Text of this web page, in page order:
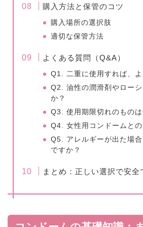
購入方法と保管のコツ
購入場所の選択肢
適切な保管方法
よくある質問（Q&A）
Q1. 二重に使用すれば、
Q2. 油性の潤滑剤やロー
か？
Q3. 使用期限切れのものは
Q4. 女性用コンドームとの
Q5. アレルギーが出た場
ですか？
まとめ：正しい選択で安全